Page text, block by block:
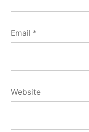
Email *
Website